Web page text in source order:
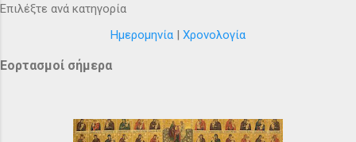
Επιλέξτε ανά κατηγορία
Ημερομηνία | Χρονολογία
Εορτασμοί σήμερα